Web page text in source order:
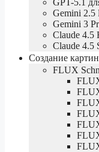
Gemini 2.5
Gemini 3
Claude 4.5
Claude 4.5
Создание
FLUX